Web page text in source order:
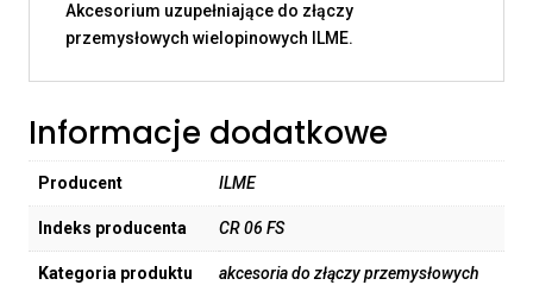
Akcesorium uzupełniające do złączy
przemysłowych wielopinowych ILME.
Informacje dodatkowe
Producent ILME
Indeks producenta CR 06 FS
Kategoria produktu akcesoria do złączy przemysłowych